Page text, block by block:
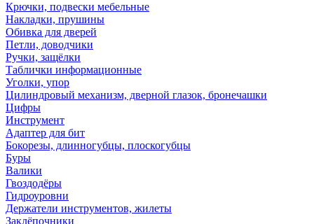
Крючки, подвески мебельные
Накладки, прушины
Обивка для дверей
Петли, доводчики
Ручки, защёлки
Таблички информационные
Уголки, упор
Цилиндровый механизм, дверной глазок, бронечашки
Цифры
Инструмент
Адаптер для бит
Бокорезы, длинногубцы, плоскогубцы
Буры
Валики
Гвоздодёры
Гидроуровни
Держатели инструментов, жилеты
Заклёпочники